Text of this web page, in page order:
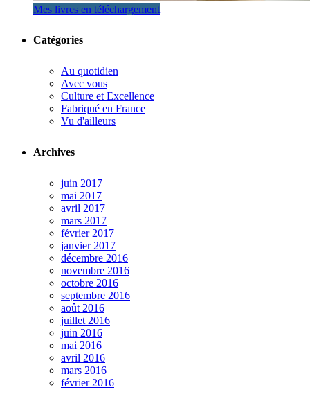
Mes livres en téléchargement
Catégories
Au quotidien
Avec vous
Culture et Excellence
Fabriqué en France
Vu d'ailleurs
Archives
juin 2017
mai 2017
avril 2017
mars 2017
février 2017
janvier 2017
décembre 2016
novembre 2016
octobre 2016
septembre 2016
août 2016
juillet 2016
juin 2016
mai 2016
avril 2016
mars 2016
février 2016